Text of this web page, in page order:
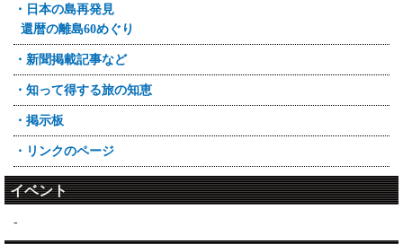
・日本の島再発見
還暦の離島60めぐり
・新聞掲載記事など
・知って得する旅の知恵
・掲示板
・リンクのページ
イベント
-